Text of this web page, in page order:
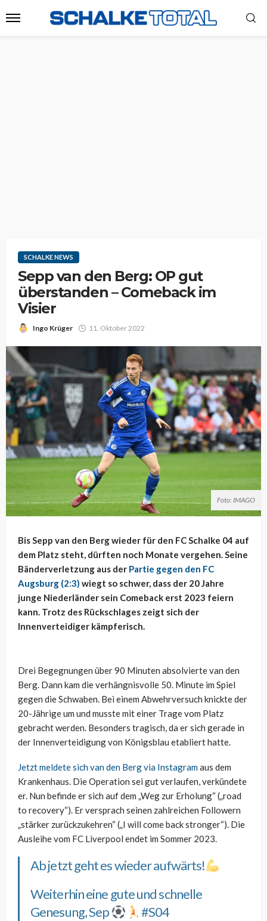
SCHALKE NEWS
Sepp van den Berg: OP gut
überstanden – Comeback im
Visier
Ingo Krüger 11. Oktober 2022
Foto: IMAGO
Bis Sepp van den Berg wieder für den FC Schalke 04 auf
dem Platz steht, dürften noch Monate vergehen. Seine
Bänderverletzung aus der Partie gegen den FC
Augsburg (2:3) wiegt so schwer, dass der 20 Jahre
junge Niederländer sein Comeback erst 2023 feiern
kann. Trotz des Rückschlages zeigt sich der
Innenverteidiger kämpferisch.
Drei Begegnungen über 90 Minuten absolvierte van den
Berg. Dann kam die verhängnisvolle 50. Minute im Spiel
gegen die Schwaben. Bei einem Abwehrversuch knickte der
20-Jährige um und musste mit einer Trage vom Platz
gebracht werden. Besonders tragisch, da er sich gerade in
der Innenverteidigung von Königsblau etabliert hatte.
Jetzt meldete sich van den Berg via Instagramaus dem
Krankenhaus. Die Operation sei gut verlaufen, verkündete
er. Nun befinde er sich auf dem „Weg zur Erholung“ („road
to recovery“). Er versprach seinen zahlreichen Followern
„stärker zurückzukehren“ („I will come back stronger“). Die
Ausleihe vom FC Liverpool endet im Sommer 2023.
Ab jetzt geht es wieder aufwärts!
Weiterhin eine gute und schnelle
Genesung, Sep
#S04